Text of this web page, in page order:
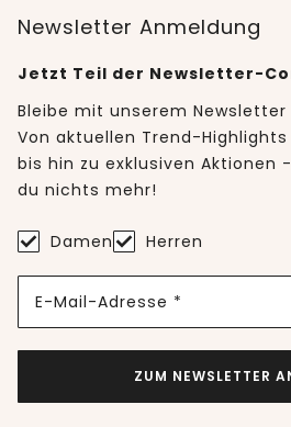
Newsletter Anmeldung
Jetzt Teil der Newsletter-
Bleibe mit unserem
Von aktuellen Trend-
bis hin zu exklusiven Aktionen
du nichts mehr!
Damen Herren
E-Mail-Adresse *
ZUM NEWSLETTER